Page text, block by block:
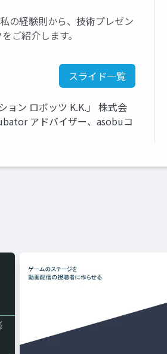
の経験則から、技術プレゼン
ご紹介します。
スライド一覧
ン ロボッツ K.K.」 株式会
アドバイザー、asobuコ